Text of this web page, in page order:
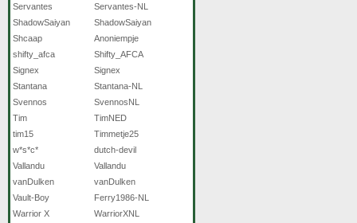
Servantes
Servantes-NL
ShadowSaiyan
ShadowSaiyan
Shcaap
Anoniempje
shifty_afca
Shifty_AFCA
Signex
Signex
Stantana
Stantana-NL
Svennos
SvennosNL
Tim
TimNED
tim15
Timmetje25
w*s*c*
dutch-devil
Vallandu
Vallandu
vanDulken
vanDulken
Vault-Boy
Ferry1986-NL
Warrior X
WarriorXNL